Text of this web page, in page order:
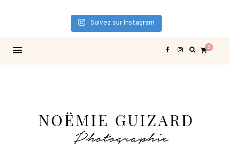
Suivez sur Instagram
0